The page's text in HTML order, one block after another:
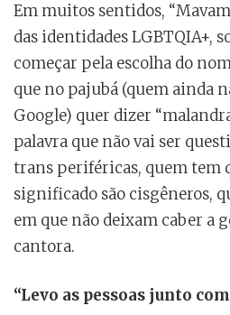
Em muitos sentidos,
das identidades LGBTQIA+,
começar pela escolha do
que no pajubá (quem ainda
Google) quer dizer
palavra que não vai ser
trans periféricas, quem tem
significado são cisgêneros,
em que não deixam caber a
cantora.
“Levo as pessoas junto